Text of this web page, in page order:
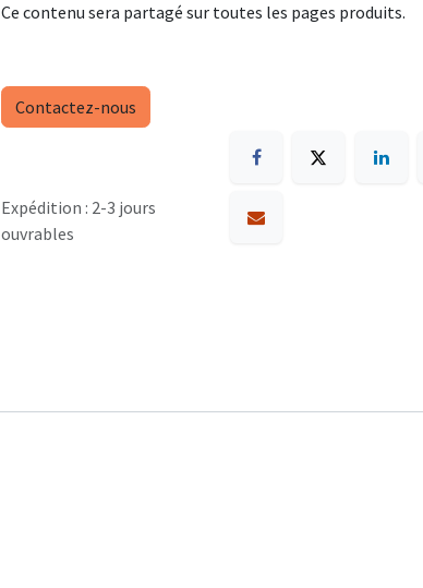
Ce contenu sera partagé sur toutes les pages produits.
Contactez-nous
Expédition : 2-3 jours
ouvrables